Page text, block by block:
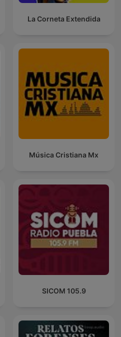
La Corneta Extendida
Música Cristiana Mx
SICOM 105.9